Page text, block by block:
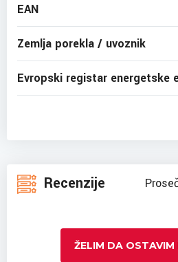
EAN
Zemlja porekla / uvoznik
Evropski registar energetske
Recenzije
ŽELIM DA OSTAVIM